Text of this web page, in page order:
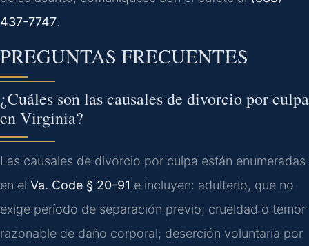
437-7747.
PREGUNTAS FRECUENTES
¿Cuáles son las causales de divorcio por culpa
en Virginia?
Las causales de divorcio por culpa están enumeradas
en el Va. Code § 20-91 e incluyen: adulterio, que no
exige período de separación previo; crueldad o temor
razonable de daño corporal; deserción voluntaria por